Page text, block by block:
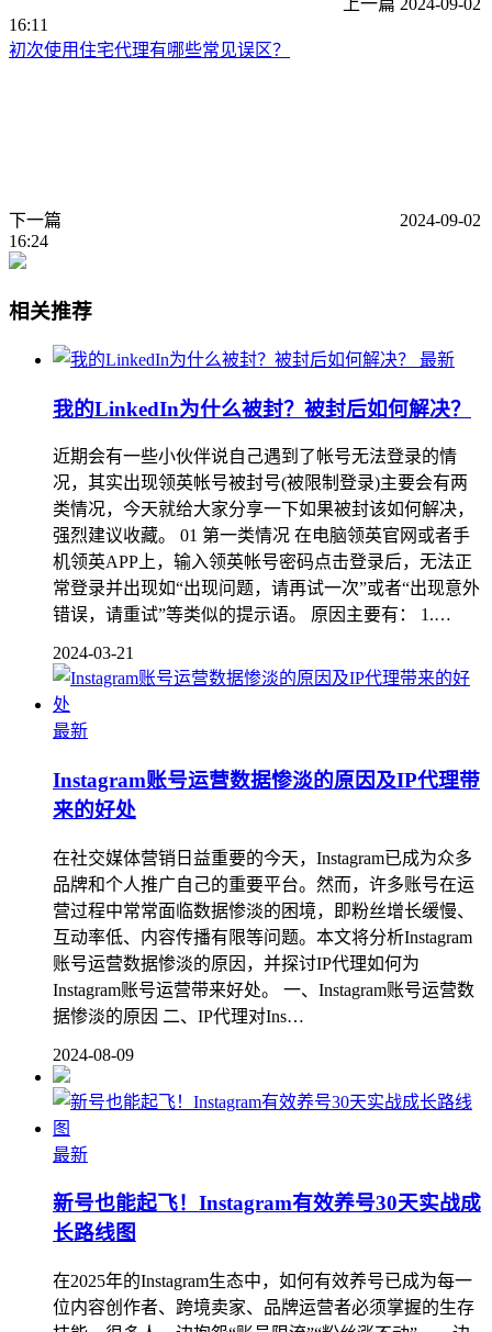
上一篇 2024-09-02
16:11
初次使用住宅代理有哪些常见误区？
下一篇
2024-09-02
16:24
相关推荐
最新
我的LinkedIn为什么被封？被封后如何解决？
近期会有一些小伙伴说自己遇到了帐号无法登录的情
况，其实出现领英帐号被封号(被限制登录)主要会有两
类情况，今天就给大家分享一下如果被封该如何解决，
强烈建议收藏。 01 第一类情况 在电脑领英官网或者手
机领英APP上，输入领英帐号密码点击登录后，无法正
常登录并出现如“出现问题，请再试一次”或者“出现意外
错误，请重试”等类似的提示语。 原因主要有： 1.…
2024-03-21
最新
Instagram账号运营数据惨淡的原因及IP代理带
来的好处
在社交媒体营销日益重要的今天，Instagram已成为众多
品牌和个人推广自己的重要平台。然而，许多账号在运
营过程中常常面临数据惨淡的困境，即粉丝增长缓慢、
互动率低、内容传播有限等问题。本文将分析Instagram
账号运营数据惨淡的原因，并探讨IP代理如何为
Instagram账号运营带来好处。 一、Instagram账号运营数
据惨淡的原因 二、IP代理对Ins…
2024-08-09
最新
新号也能起飞！Instagram有效养号30天实战成
长路线图
在2025年的Instagram生态中，如何有效养号已成为每一
位内容创作者、跨境卖家、品牌运营者必须掌握的生存